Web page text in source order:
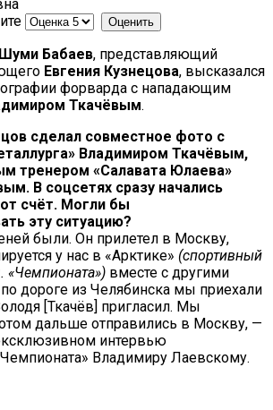
Шуми Бабаев, представляющий
Евгения Кузнецова, высказался
форварда с нападающим
Ткачёвым.
сделал совместное фото с
Владимиром Ткачёвым,
тренером «Салавата Юлаева»
В соцсетях сразу начались
счёт. Могли бы
эту ситуацию?
были. Он прилетел в Москву,
у нас в «Арктике» (спортивный
вместе с другими
дороге из Челябинска мы приехали
[Ткачёв] пригласил. Мы
дальше отправились в Москву, —
интервью
Владимиру Лаевскому.